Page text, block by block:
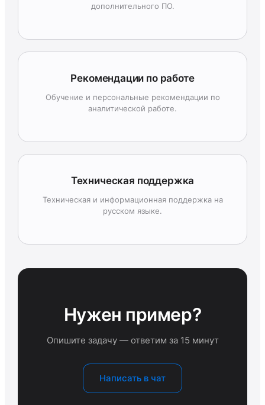
дополнительного ПО.
Рекомендации по работе
Обучение и персональные рекомендации по
аналитической работе.
Техническая поддержка
Техническая и информационная поддержка на
русском языке.
Нужен пример?
Опишите задачу — ответим за 15 минут
Написать в чат